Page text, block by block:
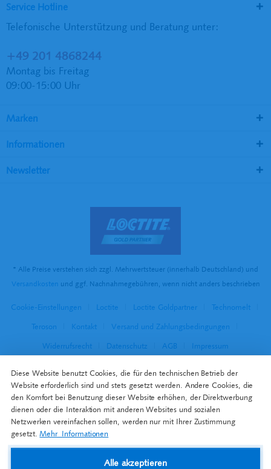
Service Hotline
Telefonische Unterstützung und Beratung unter:
+49 201 4868244
Montag bis Freitag
09:00-15:00 Uhr
Marken
Informationen
Newsletter
* Alle Preise verstehen sich zzgl. Mehrwertsteuer (innerhalb Deutschland) und
Versandkosten und ggf. Nachnahmegebühren, wenn nicht anders beschrieben
Cookie-Einstellungen Loctite Loctite Goldpartner
Technomelt
Teroson
Kontakt
Versand und Zahlungsbedingungen
Widerrufsrecht
Datenschutz AGB Impressum
Diese Website benutzt Cookies, die für den technischen Betrieb der
Website erforderlich sind und stets gesetzt werden. Andere Cookies, die
den Komfort bei Benutzung dieser Website erhöhen, der Direktwerbung
dienen oder die Interaktion mit anderen Websites und sozialen
Netzwerken vereinfachen sollen, werden nur mit Ihrer Zustimmung
gesetzt. Mehr Informationen
Alle akzeptieren